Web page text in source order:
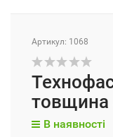
Артикул: 1068
В наявності